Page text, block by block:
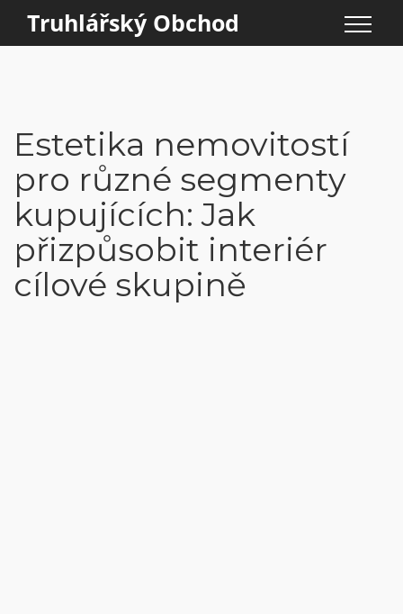
Truhlářský Obchod
Estetika nemovitostí
pro různé segmenty
kupujících: Jak
přizpůsobit interiér
cílové skupině